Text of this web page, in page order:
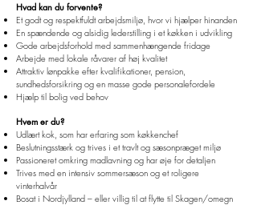
Hvad kan du forvente?
Et godt og respektfuldt arbejdsmiljø, hvor vi hjælper hinanden
En spændende og alsidig lederstilling i et køkken i udvikling
Gode arbejdsforhold med sammenhængende fridage
Arbejde med lokale råvarer af høj kvalitet
Attraktiv lønpakke efter kvalifikationer, pension,
sundhedsforsikring og en masse gode personalefordele
Hjælp til bolig ved behov
Hvem er du?
Udlært kok, som har erfaring som køkkenchef
Beslutningsstærk og trives i et travlt og sæsonpræget miljø
Passioneret omkring madlavning og har øje for detaljen
Trives med en intensiv sommersæson og et roligere
vinterhalvår
Bosat i Nordjylland – eller villig til at flytte til Skagen/omegn